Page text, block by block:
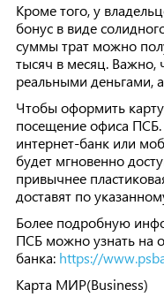
Кроме того, у
бонус в виде
суммы трат можно
тысяч в месяц. Важно,
реальными деньгами,
Чтобы оформить
посещение офиса
интернет-банк или
будет мгновенно
привычнее
доставят по
Более подробную
ПСБ можно узнать на
банка: https://
Карта МИР(Business)